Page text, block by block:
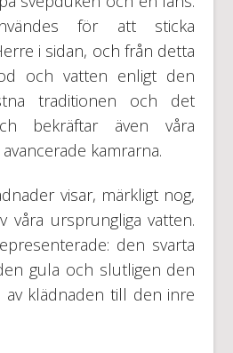
för att sticka
i sidan, och från detta
och vatten enligt den
traditionen och det
bekräftar även våra
kamrarna.
visar, märkligt nog,
våra ursprungliga vatten.
den svarta
gula och slutligen den
klädnaden till den inre